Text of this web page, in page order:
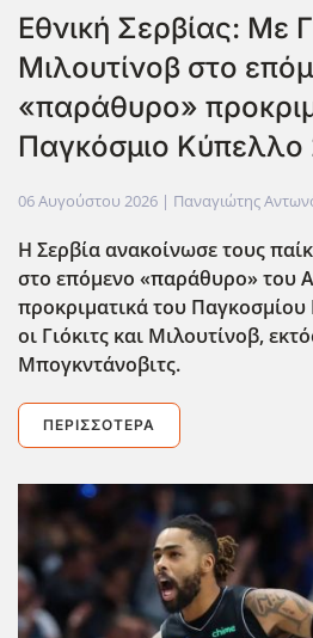
Εθνική Σερβίας: Με
Μιλουτίνοβ στο
«παράθυρο»
Παγκόσμιο Κύπελλο
06 Αυγούστου 2026 | Παναγιώτης
Η Σερβία ανακοίνωσε τους
στο επόμενο «παράθυρο» του
προκριματικά του
οι Γιόκιτς και Μιλουτίνοβ,
Μπογκντάνοβιτς.
ΠΕΡΙΣΣΌΤΕΡΑ